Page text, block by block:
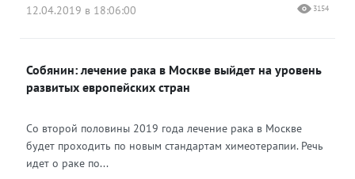
12.04.2019 в 18:06:00
3154
Собянин: лечение рака в Москве выйдет на уровень
развитых европейских стран
Со второй половины 2019 года лечение рака в Москве
будет проходить по новым стандартам химеотерапии. Речь
идет о раке по...